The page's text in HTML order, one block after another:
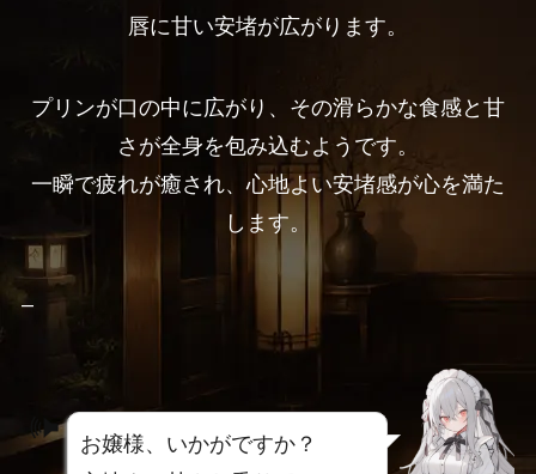
唇に甘い安堵が広がります。
プリンが口の中に広がり、その滑らかな食感と甘
さが全身を包み込むようです。
一瞬で疲れが癒され、心地よい安堵感が心を満た
します。
–
お嬢様、いかがですか？